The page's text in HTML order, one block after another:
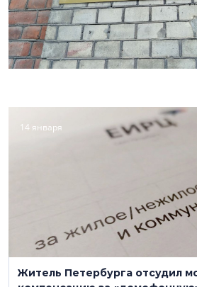
14 января
Житель Петербурга отсудил